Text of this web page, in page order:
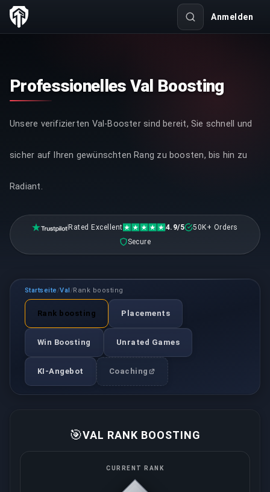
Anmelden
Professionelles Val Boosting
Unsere verifizierten Val-Booster sind bereit, Sie schnell und
sicher auf Ihren gewünschten Rang zu boosten, bis hin zu
Radiant.
Rated Excellent 4.9/5
50K+ Orders
Secure
Startseite /Val /Rank boosting
Rank boosting Placements
Win Boosting Unrated Games
KI-Angebot Coaching
🎯VAL RANK BOOSTING
CURRENT RANK